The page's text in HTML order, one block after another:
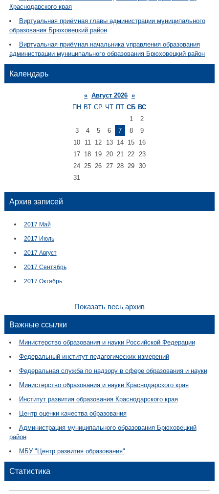
Краснодарского края
Виртуальная приёмная главы администрации муниципального
образования Брюховецкий район
Виртуальная приёмная начальника управления образования
администрации муниципального образования Брюховецкий район
Календарь
« Август 2026 »
ПН ВТ СР ЧТ ПТ СБ ВС
1
2
3
4 5 6 7 8
9
10
11 12 13 14 15
16
17 18 19 20 21 22
23
24 25 26 27 28 29 30
31
Архив записей
2017 Май
2017 Июль
2017 Август
2017 Сентябрь
2017 Октябрь
Показать весь архив
Важные ссылки
Министерство образования и науки Российской Федерации
Федеральный институт педагогических измерений
Федеральная служба по надзору в сфере образования и науки
Министерство образования и науки Краснодарского края
Институт развития образования Краснодарского края
Центр оценки качества образования
Администрация муниципального образования Брюховецкий
район
МБУ "Центр развития образования"
Статистика